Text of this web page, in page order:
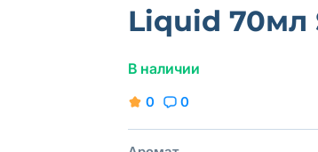
Liquid 70мл
В наличии
0 0